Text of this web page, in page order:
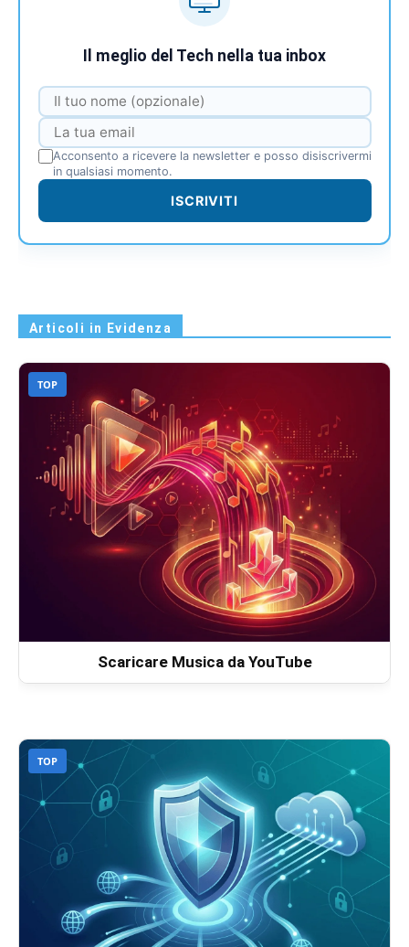
Il meglio del Tech nella tua inbox
Acconsento a ricevere la newsletter e posso disiscrivermi
in qualsiasi momento.
ISCRIVITI
Articoli in Evidenza
TOP
Scaricare Musica da YouTube
TOP